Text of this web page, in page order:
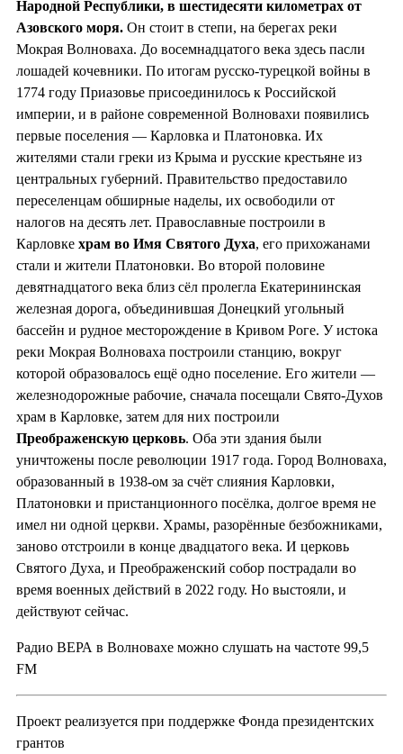
Народной Республики, в шестидесяти километрах от
Азовского моря. Он стоит в степи, на берегах реки
Мокрая Волноваха. До восемнадцатого века здесь пасли
лошадей кочевники. По итогам русско-турецкой войны в
1774 году Приазовье присоединилось к Российской
империи, и в районе современной Волновахи появились
первые поселения — Карловка и Платоновка. Их
жителями стали греки из Крыма и русские крестьяне из
центральных губерний. Правительство предоставило
переселенцам обширные наделы, их освободили от
налогов на десять лет. Православные построили в
Карловке храм во Имя Святого Духа, его прихожанами
стали и жители Платоновки. Во второй половине
девятнадцатого века близ сёл пролегла Екатерининская
железная дорога, объединившая Донецкий угольный
бассейн и рудное месторождение в Кривом Роге. У истока
реки Мокрая Волноваха построили станцию, вокруг
которой образовалось ещё одно поселение. Его жители —
железнодорожные рабочие, сначала посещали Свято-Духов
храм в Карловке, затем для них построили
Преображенскую церковь. Оба эти здания были
уничтожены после революции 1917 года. Город Волноваха,
образованный в 1938-ом за счёт слияния Карловки,
Платоновки и пристанционного посёлка, долгое время не
имел ни одной церкви. Храмы, разорённые безбожниками,
заново отстроили в конце двадцатого века. И церковь
Святого Духа, и Преображенский собор пострадали во
время военных действий в 2022 году. Но выстояли, и
действуют сейчас.
Радио ВЕРА в Волновахе можно слушать на частоте 99,5
FM
Проект реализуется при поддержке Фонда президентских
грантов